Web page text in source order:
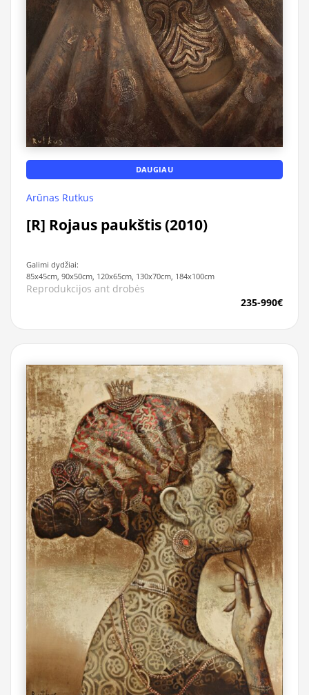
DAUGIAU
Arūnas Rutkus
[R] Rojaus paukštis (2010)
Galimi dydžiai:
85x45cm, 90x50cm, 120x65cm, 130x70cm, 184x100cm
Reprodukcijos ant drobės
235-990€